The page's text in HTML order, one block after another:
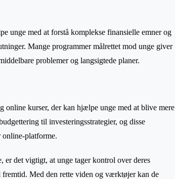
unge med at forstå komplekse finansielle emner og
Mange programmer målrettet mod unge giver
problemer og langsigtede planer.
online kurser, der kan hjælpe unge med at blive mere
til investeringsstrategier, og disse
platforme.
det vigtigt, at unge tager kontrol over deres
Med den rette viden og værktøjer kan de